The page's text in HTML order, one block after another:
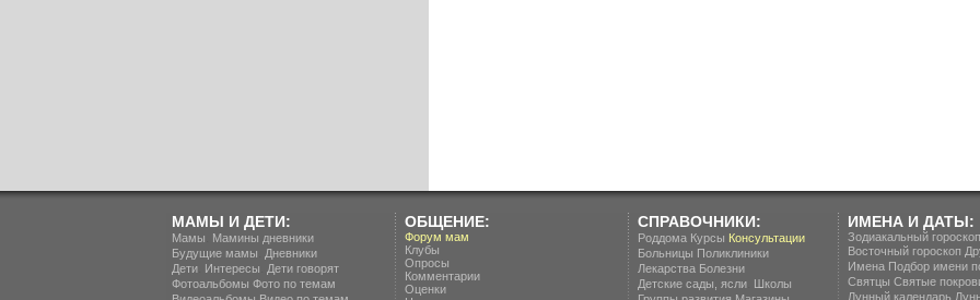
МАМЫ И ДЕТИ:
Мамы
Мамины дневники
Будущие мамы
Дневники
Дети Интересы
Дети говорят
Фотоальбомы Фото по темам
ОБЩЕНИЕ:
Форум мам
Клубы
Опросы
Комментарии
Оценки
СПРАВОЧНИКИ:
Роддома Курсы Консультации
Больницы Поликлиники
Лекарства Болезни
Детские сады, ясли Школы
ИМЕНА И ДАТЫ:
Зодиакальный гороскоп
Восточный гороскоп
Имена Подбор имени
Святцы Святые
Лунный календарь